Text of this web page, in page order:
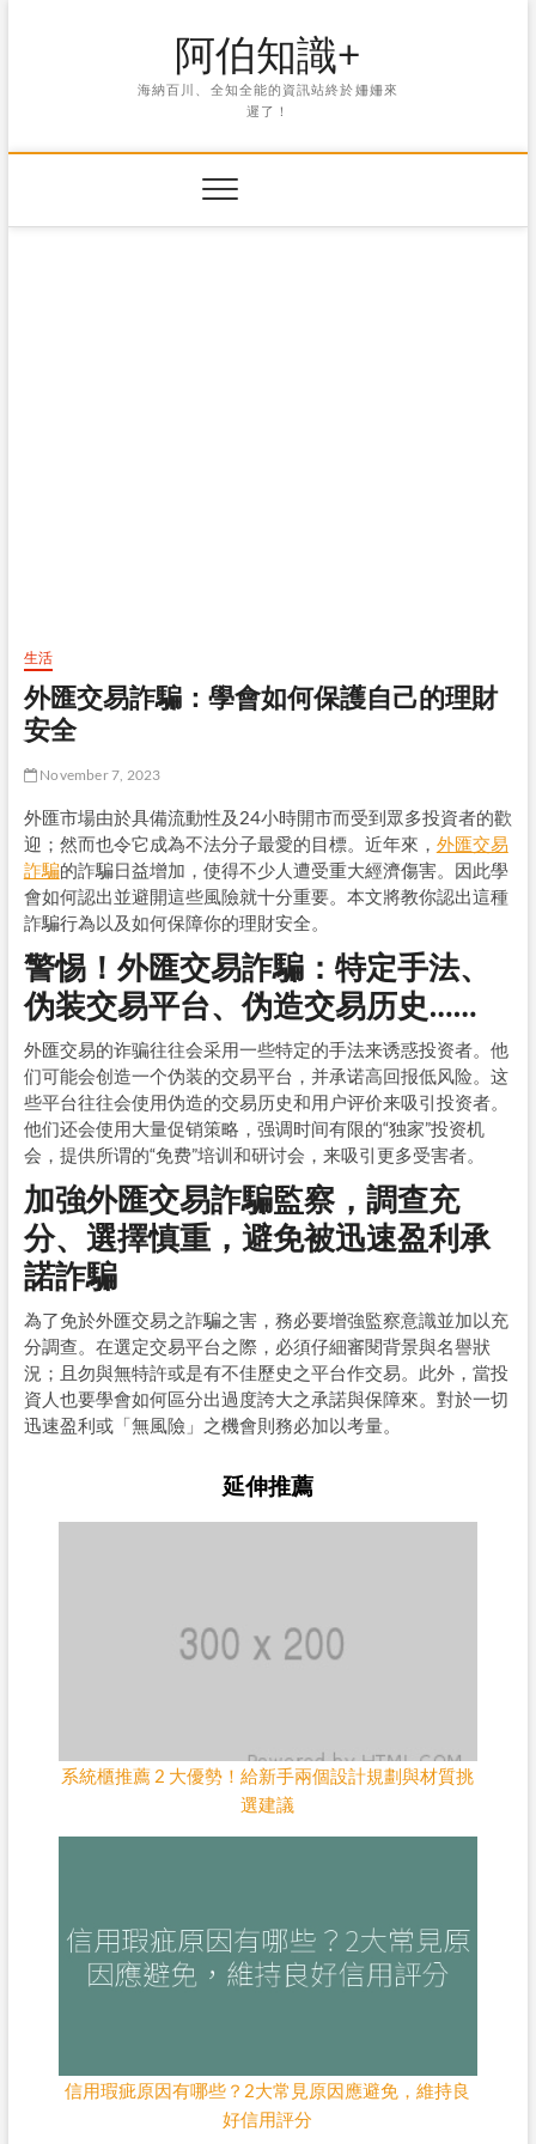
阿伯知識+
海納百川、全知全能的資訊站終於姍姍來
遲了！
生活
外匯交易詐騙：學會如何保護自己的理財
安全
November 7, 2023
外匯市場由於具備流動性及24小時開市而受到眾多投資者的歡
迎；然而也令它成為不法分子最愛的目標。近年來， 外匯交易
詐騙的詐騙日益增加，使得不少人遭受重大經濟傷害。因此學
會如何認出並避開這些風險就十分重要。本文將教你認出這種
詐騙行為以及如何保障你的理財安全。
警惕！外匯交易詐騙：特定手法、
伪装交易平台、伪造交易历史……
外匯交易的诈骗往往会采用一些特定的手法来诱惑投资者。他
们可能会创造一个伪装的交易平台，并承诺高回报低风险。这
些平台往往会使用伪造的交易历史和用户评价来吸引投资者。
他们还会使用大量促销策略，强调时间有限的“独家”投资机
会，提供所谓的“免费”培训和研讨会，来吸引更多受害者。
加強外匯交易詐騙監察，調查充
分、選擇慎重，避免被迅速盈利承
諾詐騙
為了免於外匯交易之詐騙之害，務必要增強監察意識並加以充
分調查。在選定交易平台之際，必須仔細審閱背景與名譽狀
況；且勿與無特許或是有不佳歷史之平台作交易。此外，當投
資人也要學會如何區分出過度誇大之承諾與保障來。對於一切
迅速盈利或「無風險」之機會則務必加以考量。
延伸推薦
系統櫃推薦 2 大優勢！給新手兩個設計規劃與材質挑
選建議
信用瑕疵原因有哪些？2大常見原因應避免，維持良
好信用評分